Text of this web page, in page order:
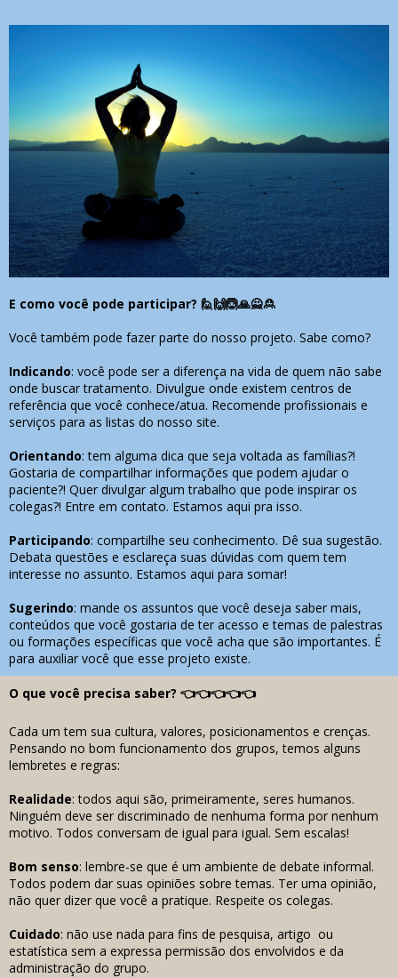
E como você pode participar? 🙋🙌🙆🙏🙅🙎
Você também pode fazer parte do nosso projeto. Sabe como?
Indicando: você pode ser a diferença na vida de quem não sabe
onde buscar tratamento. Divulgue onde existem centros de
referência que você conhece/atua. Recomende profissionais e
serviços para as listas do nosso site.
Orientando: tem alguma dica que seja voltada as famílias?!
Gostaria de compartilhar informações que podem ajudar o
paciente?! Quer divulgar algum trabalho que pode inspirar os
colegas?! Entre em contato. Estamos aqui pra isso.
Participando: compartilhe seu conhecimento. Dê sua sugestão.
Debata questões e esclareça suas dúvidas com quem tem
interesse no assunto. Estamos aqui para somar!
Sugerindo: mande os assuntos que você deseja saber mais,
conteúdos que você gostaria de ter acesso e temas de palestras
ou formações específicas que você acha que são importantes. É
para auxiliar você que esse projeto existe.
O que você precisa saber? 👈👈👈👈👈
Cada um tem sua cultura, valores, posicionamentos e crenças.
Pensando no bom funcionamento dos grupos, temos alguns
lembretes e regras:
Realidade: todos aqui são, primeiramente, seres humanos.
Ninguém deve ser discriminado de nenhuma forma por nenhum
motivo. Todos conversam de igual para igual. Sem escalas!
Bom senso: lembre-se que é um ambiente de debate informal.
Todos podem dar suas opiniões sobre temas. Ter uma opinião,
não quer dizer que você a pratique. Respeite os colegas.
Cuidado: não use nada para fins de pesquisa, artigo ou
estatística sem a expressa permissão dos envolvidos e da
administração do grupo.